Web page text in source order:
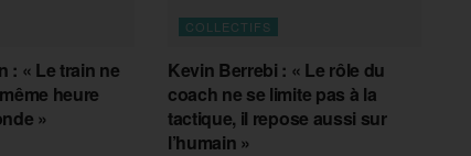
: « Le train ne
heure
»
COLLECTIFS
Kevin Berrebi : « Le rôle du
coach ne se limite pas à la
tactique, il repose aussi sur
l’humain »